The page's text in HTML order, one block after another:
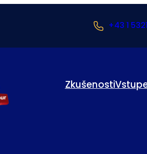
+43 1
Zkušenosti